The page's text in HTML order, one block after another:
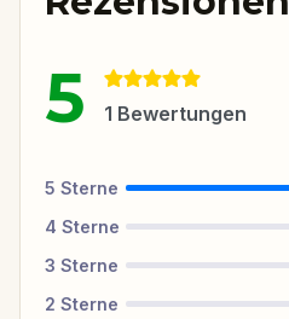
5 1 Bewertungen
5 Sterne
4 Sterne
3 Sterne
2 Sterne